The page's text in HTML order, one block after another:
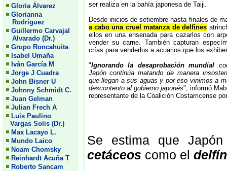
Gloria Álvarez
Glorianna
Rodríguez
Guillermo Carvajal
Alvarado (Dr.)
Grupo Roncahuita
Isabel Umaña
Iván García M
Jorge J Cuadra
John Bisner U
Johnny Schmidt C.
Juan Gelman
Julian Frech A
Luis Paulino
Vargas Solis (Dr.)
Max Lacayo L.
Mundo Laico
Noam Chomsky
Reinhardt Acuña T
Roberto Sancam
ser realiza en la bahía japonesa de Taiji.
Desde inicios de setiembre hasta finales de
a cabo una cruel matanza de delfines
ellos en una ensenada para cazarlos con
vender su carne. También capturan
crías para venderlos a acuarios que los
"Ignorando la desaprobación mundial
Japón continúa matando de manera
que llegan a sus aguas y por eso vinimos a
descontento al gobierno japonés", informó
representante de la Coalición Costarricense
Se estima que
cetáceos como el